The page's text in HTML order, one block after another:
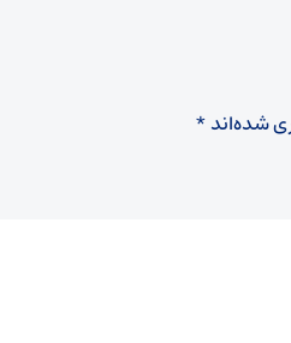
شده‌اند*